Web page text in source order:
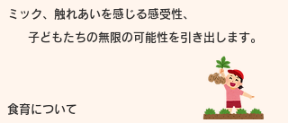
ミック、 触れあいを感じる感受性、
子どもたちの無限の可能性を引き出します。
食育について